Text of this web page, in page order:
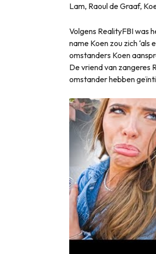
Lam, Raoul de Graaf,
Volgens RealityFBI was
name Koen zou zich ‘als
omstanders Koen
De vriend van zangeres
omstander hebben